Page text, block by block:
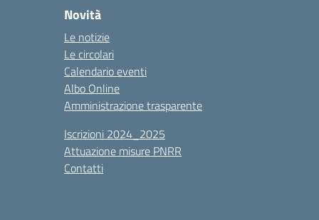
Novità
Le notizie
Le circolari
Calendario eventi
Albo Online
Amministrazione trasparente
Iscrizioni 2024_2025
Attuazione misure PNRR
Contatti